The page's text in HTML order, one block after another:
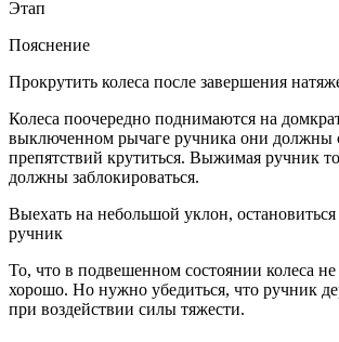
Этап
Пояснение
Прокрутить колеса после завершения
Колеса поочередно поднимаются на
выключенном рычаге ручника они должны
препятствий крутиться. Выжимая ручник
должны заблокироваться.
Выехать на небольшой уклон,
ручник
То, что в подвешенном состоянии колеса
хорошо. Но нужно убедиться, что ручник
при воздействии силы тяжести.